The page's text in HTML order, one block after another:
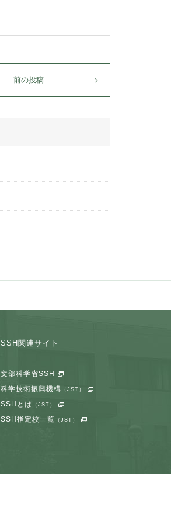
前の投稿
SSH関連サイト
文部科学省SSH
科学技術振興機構 （JST）
SSHとは （JST）
SSH指定校一覧 （JST）